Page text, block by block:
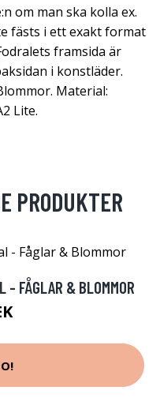
om man ska kolla ex.
fästs i ett exakt format
framsida är
i konstläder.
Material:
Lite.
PRODUKTER
- FÅGLAR & BLOMMOR